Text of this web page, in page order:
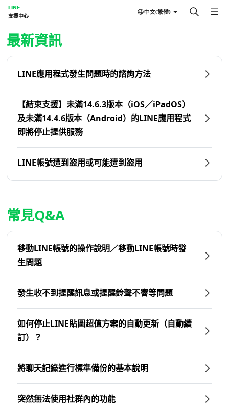
LINE
支援中心
中文(繁體)
首頁 | LINE支援中心
最新資訊
LINE應用程式發生問題時的諮詢方法
【結束支援】未滿14.6.3版本（iOS／iPadOS）
及未滿14.4.6版本（Android）的LINE應用程式
即將停止提供服務
LINE帳號遭到盜用或可能遭到盜用
常見Q&A
移動LINE帳號的操作說明／移動LINE帳號時發
生問題
發生收不到提醒訊息或提醒鈴聲不響等問題
如何停止LINE貼圖超值方案的自動更新（自動續
訂）？
將聊天記錄進行標準備份的基本說明
突然無法使用社群內的功能